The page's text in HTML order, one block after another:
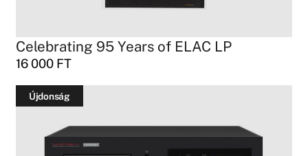
Celebrating 95 Years of ELAC LP
16 000 FT
Újdonság